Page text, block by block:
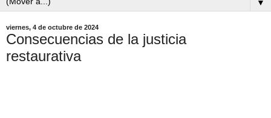
▼
viernes, 4 de octubre de 2024
Consecuencias de la justicia
restaurativa